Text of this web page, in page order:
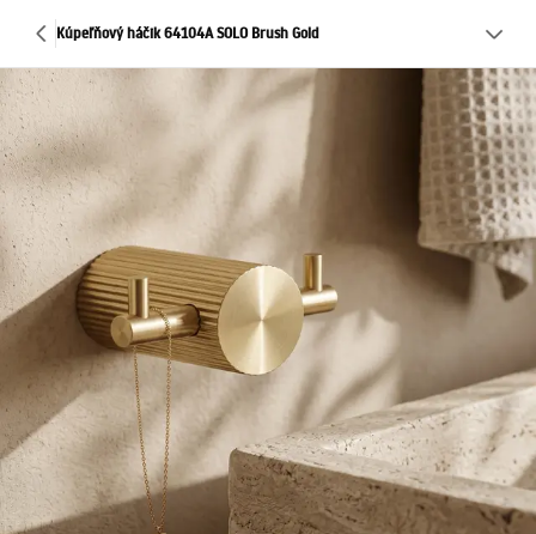
Kúpeľňový háčik 64104A SOLO Brush Gold